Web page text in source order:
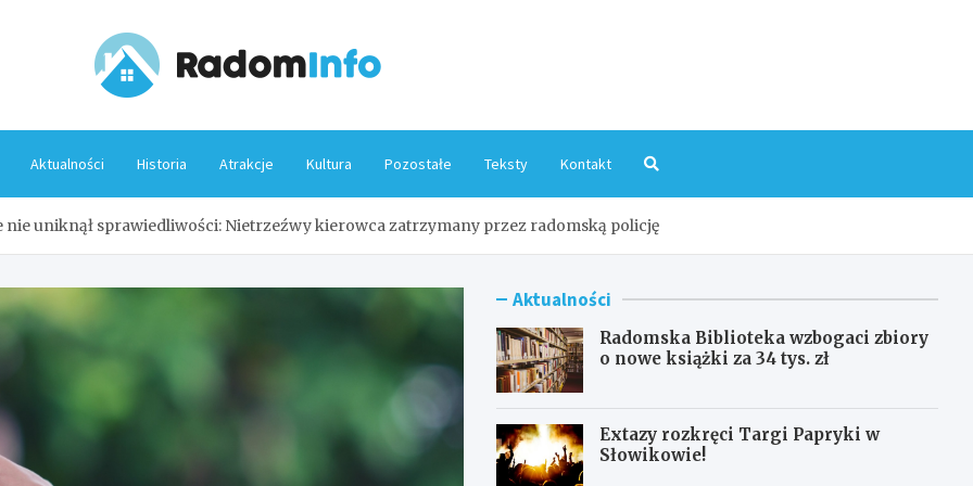
Aktualności Historia Atrakcje Kultura Pozostałe Teksty Kontakt
nie uniknął sprawiedliwości: Nietrzeźwy kierowca zatrzymany przez radomską policję
Aktualności
Radomska Biblioteka wzbogaci zbiory
o nowe książki za 34 tys. zł
Extazy rozkręci Targi Papryki w
Słowikowie!